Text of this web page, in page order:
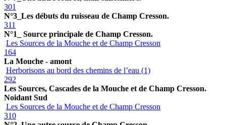
301
N°3_Les débuts du ruisseau de Champ Cresson.
311
N°1_ Source principale de Champ Cresson.
Les Sources de la Mouche et de Champ Cresson
164
La Mouche - amont
Herborisons au bord des chemins de l’eau (1)
292
Les Sources, Cascades de la Mouche et de Champ Cresson.
Noidant Sud
Les Sources de la Mouche et de Champ Cresson
310